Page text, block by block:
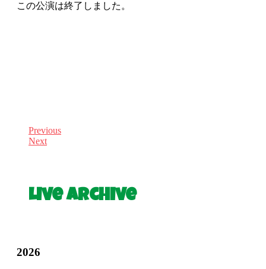
この公演は終了しました。
Previous
Next
Live Archive
2026